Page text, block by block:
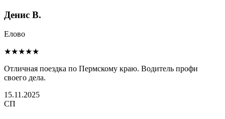
Денис В.
Елово
★★★★★
Отличная поездка по Пермскому краю. Водитель профи
своего дела.
15.11.2025
СП